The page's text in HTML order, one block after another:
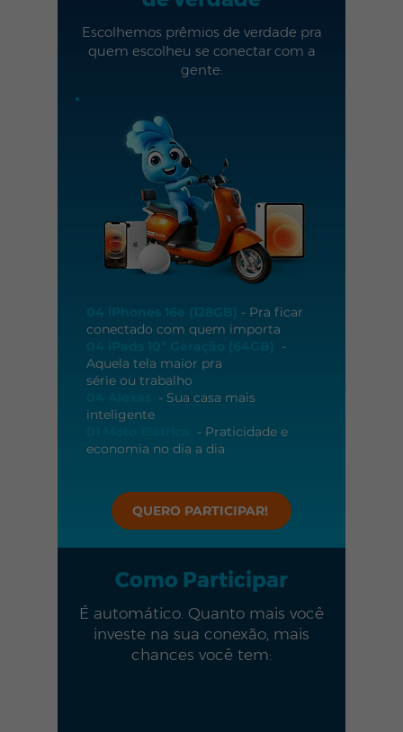
Escolhemos prêmios de verdade pra
quem escolheu se conectar com a
gente:
- Pra ficar
conectado com quem importa
-
Aquela tela maior pra
série ou trabalho
- Sua casa mais
inteligente
- Praticidade e
economia no dia a dia
QUERO PARTICIPAR!
Como Participar
É automático. Quanto mais você
investe na sua conexão, mais
chances você tem: